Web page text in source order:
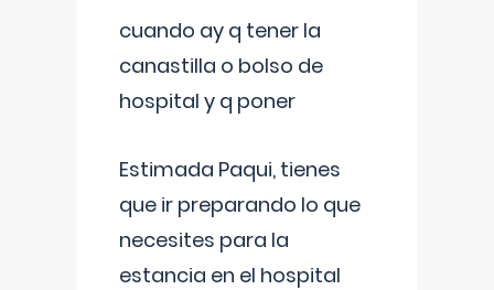
cuando ay q tener la
canastilla o bolso de
hospital y q poner
Estimada Paqui, tienes
que ir preparando lo que
necesites para la
estancia en el hospital